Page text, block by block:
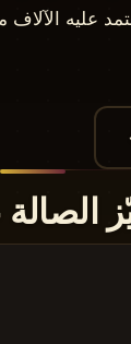
عليه الآلاف